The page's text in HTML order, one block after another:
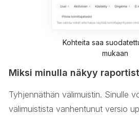
Kohteita saa
mukaan
Miksi minulla näkyy
Tyhjennäthän välimuistin. Sinulle
välimuistista vanhentunut versio